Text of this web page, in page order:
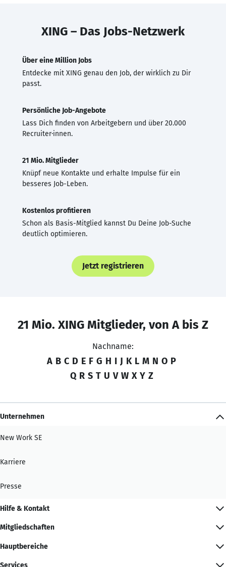
XING – Das Jobs-Netzwerk
Über eine Million Jobs
Entdecke mit XING genau den Job, der wirklich zu Dir
passt.
Persönliche Job-Angebote
Lass Dich finden von Arbeitgebern und über 20.000
Recruiter·innen.
21 Mio. Mitglieder
Knüpf neue Kontakte und erhalte Impulse für ein
besseres Job-Leben.
Kostenlos profitieren
Schon als Basis-Mitglied kannst Du Deine Job-Suche
deutlich optimieren.
Jetzt registrieren
21 Mio. XING Mitglieder, von A bis Z
Nachname:
A B C D E F G H I J K L M N O P
Q R S T U V W X Y Z
Unternehmen
New Work SE
Karriere
Presse
Hilfe & Kontakt
Mitgliedschaften
Hauptbereiche
Services